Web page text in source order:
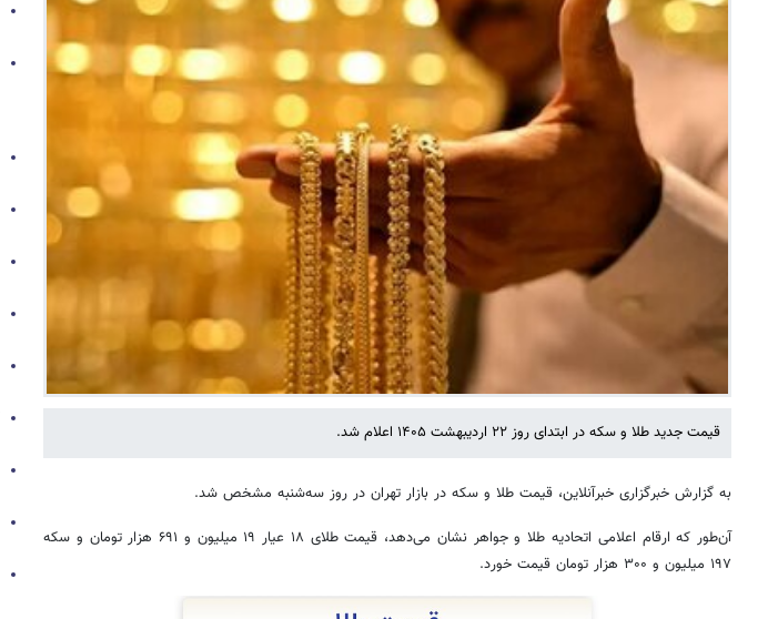
قیمت جدید طلا و سکه در ابتدای روز ۲۲ اردیبهشت ۱۴۰۵ اعلام شد.
به گزارش خبرگزاری خبرآنلاین، قیمت طلا و سکه در بازار تهران در روز سه‌شنبه مشخص شد.
آن‌طور که ارقام اعلامی اتحادیه طلا و جواهر نشان می‌دهد، قیمت طلای ۱۸ عیار ۱۹ میلیون و ۶۹۱ هزار تومان و سکه
۱۹۷ میلیون و ۳۰۰ هزار تومان قیمت خورد.